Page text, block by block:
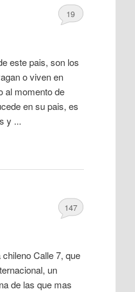
19
este pais, son los
o viven en
al momento de
en su pais, es
y ...
147
Calle 7, que
un
de las que mas